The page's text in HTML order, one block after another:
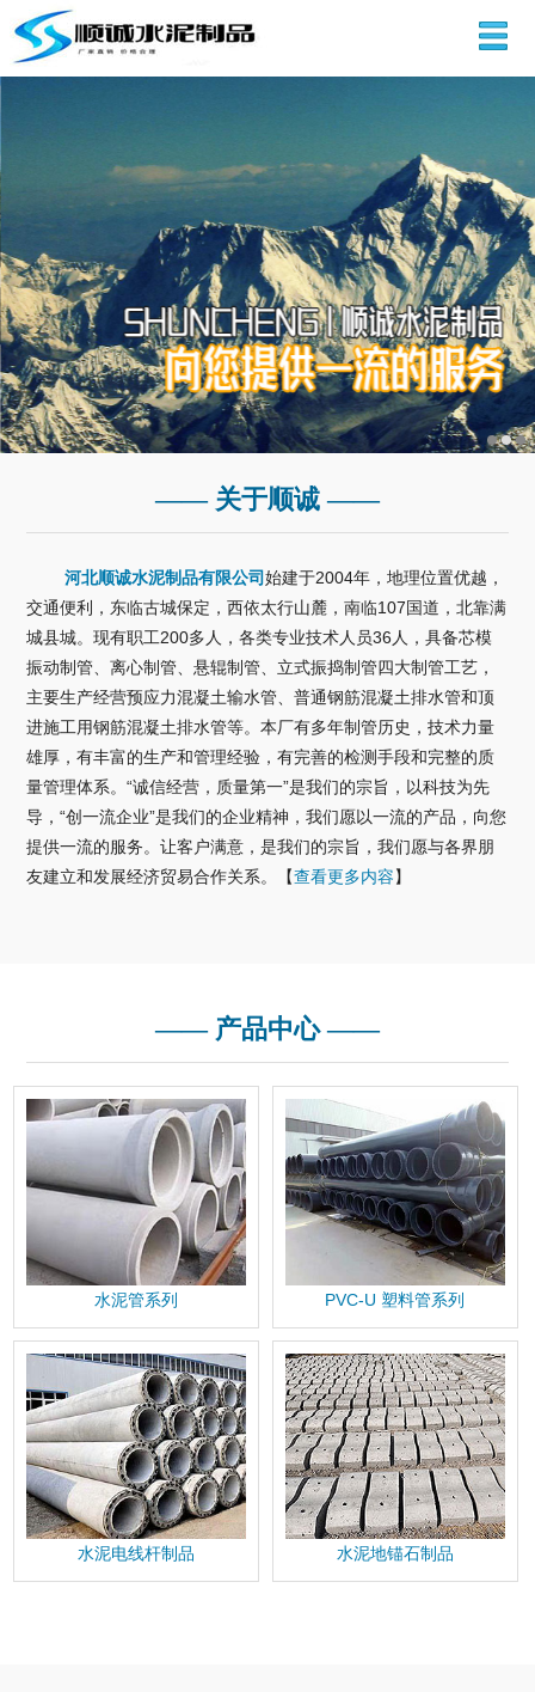
—— 关于顺诚 ——
河北顺诚水泥制品有限公司始建于2004年，地理位置优越，
交通便利，东临古城保定，西依太行山麓，南临107国道，北靠满
城县城。现有职工200多人，各类专业技术人员36人，具备芯模
振动制管、离心制管、悬辊制管、立式振捣制管四大制管工艺，
主要生产经营预应力混凝土输水管、普通钢筋混凝土排水管和顶
进施工用钢筋混凝土排水管等。本厂有多年制管历史，技术力量
雄厚，有丰富的生产和管理经验，有完善的检测手段和完整的质
量管理体系。“诚信经营，质量第一”是我们的宗旨，以科技为先
导，“创一流企业”是我们的企业精神，我们愿以一流的产品，向您
提供一流的服务。让客户满意，是我们的宗旨，我们愿与各界朋
友建立和发展经济贸易合作关系。【查看更多内容】
—— 产品中心 ——
水泥管系列 PVC-U 塑料管系列
水泥电线杆制品 水泥地锚石制品